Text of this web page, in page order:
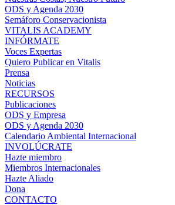
ODS y Agenda 2030
Semáforo Conservacionista
VITALIS ACADEMY
INFÓRMATE
Voces Expertas
Quiero Publicar en Vitalis
Prensa
Noticias
RECURSOS
Publicaciones
ODS y Empresa
ODS y Agenda 2030
Calendario Ambiental Internacional
INVOLÚCRATE
Hazte miembro
Miembros Internacionales
Hazte Aliado
Dona
CONTACTO